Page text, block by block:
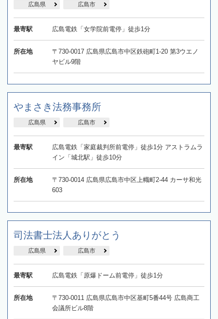
広島県 広島市
最寄駅 広島電鉄「女学院前電停」徒歩1分
所在地
〒730-0017 広島県広島市中区鉄砲町1-20 第3ウエノ
ヤビル9階
やまさき法務事務所
広島県 広島市
最寄駅
広島電鉄「家庭裁判所前電停」徒歩1分 アストラムラ
イン「城北駅」徒歩10分
所在地
〒730-0014 広島県広島市中区上幟町2-44 カーサ和光
603
司法書士法人ありがとう
広島県 広島市
最寄駅 広島電鉄「原爆ドーム前電停」徒歩1分
所在地
〒730-0011 広島県広島市中区基町5番44号 広島商工
会議所ビル8階